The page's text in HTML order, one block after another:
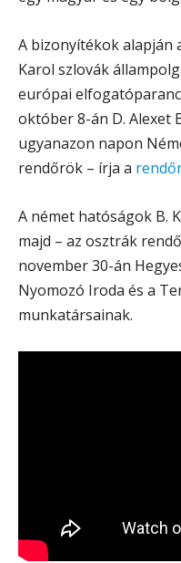
A bizonyítékok alapján
Karol szlovák
európai
október 8-án D. Alexet
ugyanazon napon
rendőrök – írja a
A német hatóságok B.
majd – az osztrák
november 30-án
Nyomozó Iroda és a
munkatársainak.